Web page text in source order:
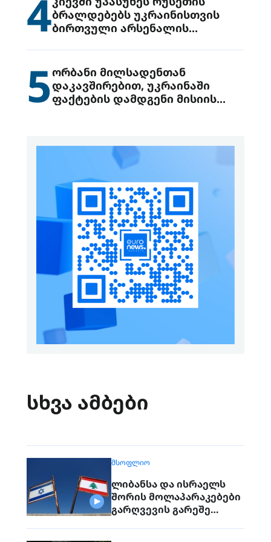
4ბრალდებებს უკრაინისთვის
ბირთვული არსენალის
5ორბანი მილსადენთან
დაკავშირებით, უკრაინაში
ფაქტების დამდგენი მისიის
სხვა ამბები
ᲛᲡᲝᲤᲚᲘᲝ
ლიბანსა და ისრაელს
შორის მოლაპარაკებები
გარღვევის გარეშე